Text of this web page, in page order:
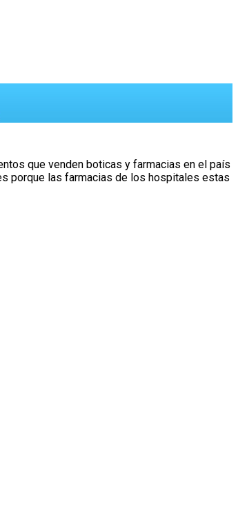
que venden boticas y farmacias en el país
porque las farmacias de los hospitales estas